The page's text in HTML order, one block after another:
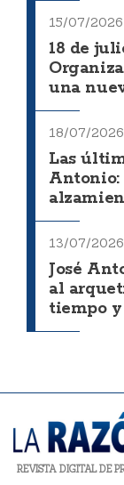
15/07/2026
18 de
una
18/07/2026
Las
Antonio:
13/07/2026
José
al
tiempo
REVISTA DIGITAL DE